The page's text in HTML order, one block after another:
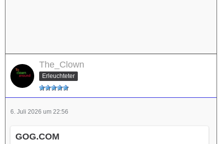
The_Clown
Erleuchteter
6. Juli 2026 um 22:56
GOG.COM